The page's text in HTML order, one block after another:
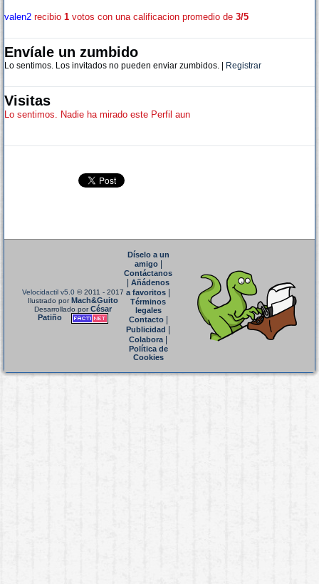
valen2 recibio 1 votos con una calificacion promedio de 3/5
Envíale un zumbido
Lo sentimos. Los invitados no pueden enviar zumbidos. | Registrar
Visitas
Lo sentimos. Nadie ha mirado este Perfil aun
Velocidactil v5.0 © 2011 - 2017
Ilustrado porMach&Guito
Desarrollado porCésar
Patiño
Díselo a un
amigo|
Contáctanos
Añádenos
a favoritos
Términos
legales
Contacto|
Publicidad
Colabora|
Política de
Cookies